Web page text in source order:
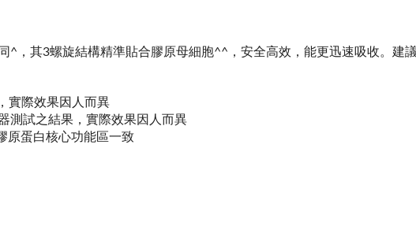
^，其3螺旋結構精準貼合膠原母細胞^^，安全高效，能更迅速吸收。建
實際效果因人而異
測試之結果，實際效果因人而異
原蛋白核心功能區一致